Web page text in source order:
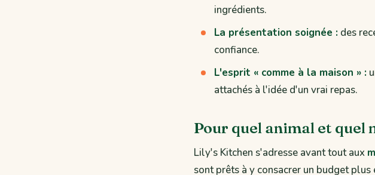
ingrédients.
La présentation soignée : des
confiance.
L'esprit « comme à la maison » :
attachés à l'idée d'un vrai repas.
Pour quel animal et quel
Lily's Kitchen s'adresse avant tout aux
sont prêts à y consacrer un budget